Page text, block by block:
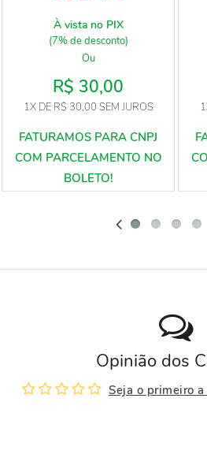
À vista no PIX
(7% de desconto)
Ou
R$ 30,00
1XDE R$ 30,00 SEM JUROS
Opinião dos
Seja o primeiro